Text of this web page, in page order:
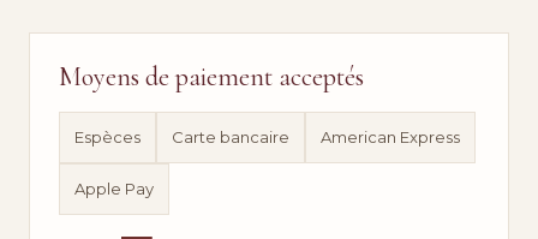
Moyens de paiement acceptés
Espèces Carte bancaire American Express
Apple Pay